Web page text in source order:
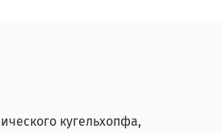
кугельхопфа,